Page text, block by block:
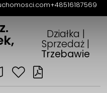
+48516187569
Działka |
Sprzedaż |
Trzebawie